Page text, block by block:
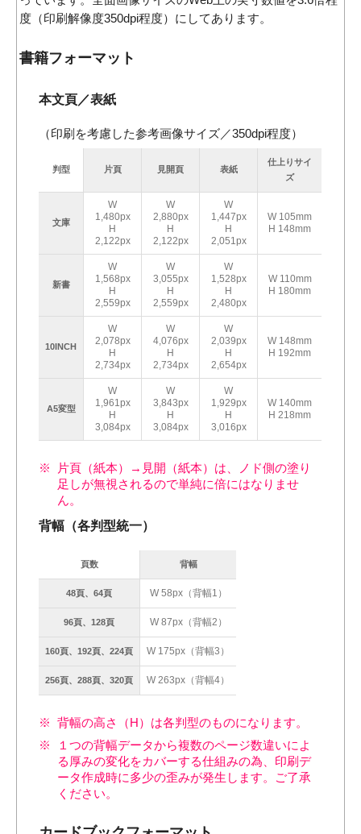
度（印刷解像度350dpi程度）にしてあります。
書籍フォーマット
本文頁／表紙
（印刷を考慮した参考画像サイズ／350dpi程度）
判型 片頁 見開頁 表紙
仕上りサイ
ズ
文庫
W
1,480px
H
2,122px
W
2,880px
H
2,122px
W
1,447px
H
2,051px
W 105mm
H 148mm
新書
W
1,568px
H
2,559px
W
3,055px
H
2,559px
W
1,528px
H
2,480px
W 110mm
H 180mm
10INCH
W
2,078px
H
2,734px
W
4,076px
H
2,734px
W
2,039px
H
2,654px
W 148mm
H 192mm
A5変型
W
1,961px
H
3,084px
W
3,843px
H
3,084px
W
1,929px
H
3,016px
W 140mm
H 218mm
片頁（紙本）→見開（紙本）は、ノド側の塗り
足しが無視されるので単純に倍にはなりませ
ん。
背幅（各判型統一）
頁数 背幅
48頁、64頁 W 58px（背幅1）
96頁、128頁 W 87px（背幅2）
160頁、192頁、224頁 W 175px（背幅3）
256頁、288頁、320頁 W 263px（背幅4）
背幅の高さ（H）は各判型のものになります。
１つの背幅データから複数のページ数違いによ
る厚みの変化をカバーする仕組みの為、印刷デ
ータ作成時に多少の歪みが発生します。ご了承
ください。